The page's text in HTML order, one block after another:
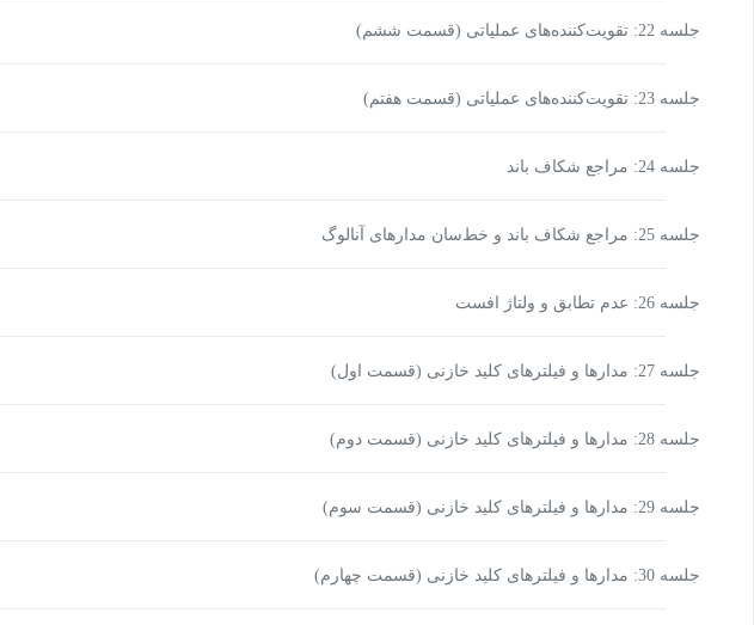
جلسه 22: تقویت‌کننده‌های عملیاتی (قسمت ششم)
جلسه 23: تقویت‌کننده‌های عملیاتی (قسمت هفتم)
جلسه 24: مراجع شکاف باند
جلسه 25: مراجع شکاف باند و خط‌سان مدارهای آنالوگ
جلسه 26: عدم تطابق و ولتاژ افست
جلسه 27: مدارها و فیلترهای کلید خازنی (قسمت اول)
جلسه 28: مدارها و فیلترهای کلید خازنی (قسمت دوم)
جلسه 29: مدارها و فیلترهای کلید خازنی (قسمت سوم)
جلسه 30: مدارها و فیلترهای کلید خازنی (قسمت چهارم)